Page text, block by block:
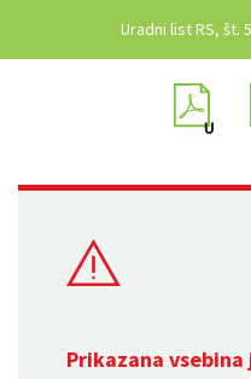
Uradni list RS, št.
Prikazana vsebina